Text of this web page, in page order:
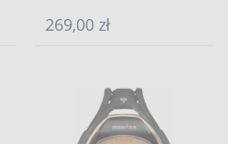
269,00 zł